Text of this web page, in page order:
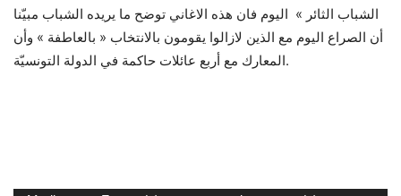
الشباب الثائر » اليوم فان هذه الاغاني توضح ما يريده الشباب مبيّنا
أن الصراع اليوم مع الذين لازالوا يقومون بالانتخاب « بالعاطفة » وأن
المعارك مع أربع عائلات حاكمة في الدولة التونسيّة.